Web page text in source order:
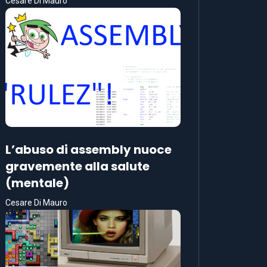
L’abuso di assembly nuoce
gravemente alla salute
(mentale)
Cesare Di Mauro